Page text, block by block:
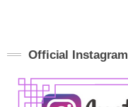
Official Instagram